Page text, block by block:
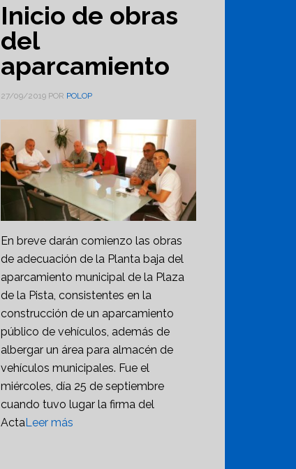
Inicio de obras
del
aparcamiento
27/09/2019 POR POLOP
En breve darán comienzo las obras
de adecuación de la Planta baja del
aparcamiento municipal de la Plaza
de la Pista, consistentes en la
construcción de un aparcamiento
público de vehículos, además de
albergar un área para almacén de
vehículos municipales. Fue el
miércoles, día 25 de septiembre
cuando tuvo lugar la firma del
ActaLeer más